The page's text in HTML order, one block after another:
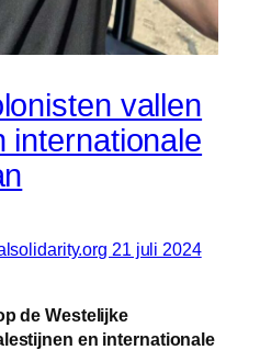
vallen
internationale
21 juli 2024
de Westelijke
en internationale